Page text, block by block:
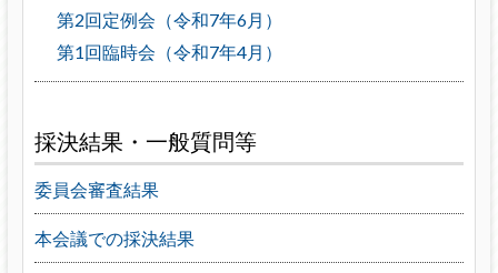
第2回定例会（令和7年6月）
第1回臨時会（令和7年4月）
採決結果・一般質問等
委員会審査結果
本会議での採決結果